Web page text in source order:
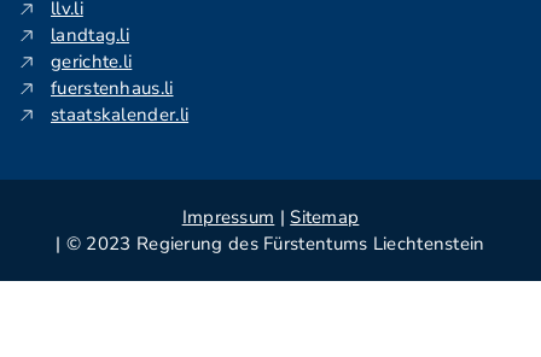
llv.li
landtag.li
gerichte.li
fuerstenhaus.li
staatskalender.li
Impressum | Sitemap
| © 2023 Regierung des Fürstentums Liechtenstein